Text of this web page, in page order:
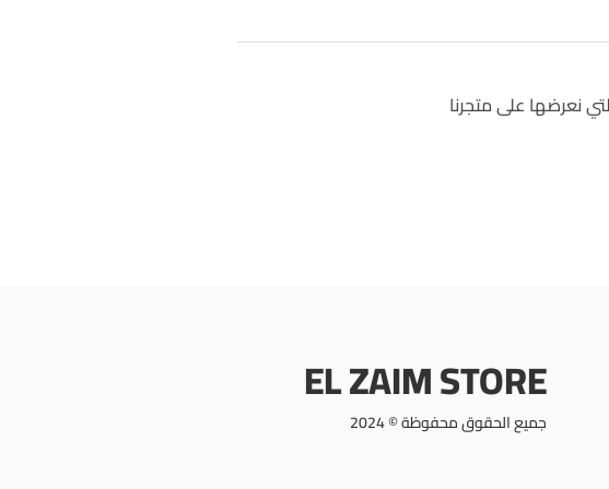
نعرضها على متجرنا
EL ZAIM STORE
جميع الحقوق محفوظة © 2024